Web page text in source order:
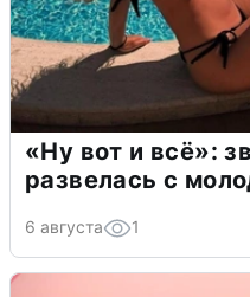
«Ну вот и всё»:
развелась с
6 августа 1